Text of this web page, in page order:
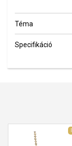
Téma
Specifikáció